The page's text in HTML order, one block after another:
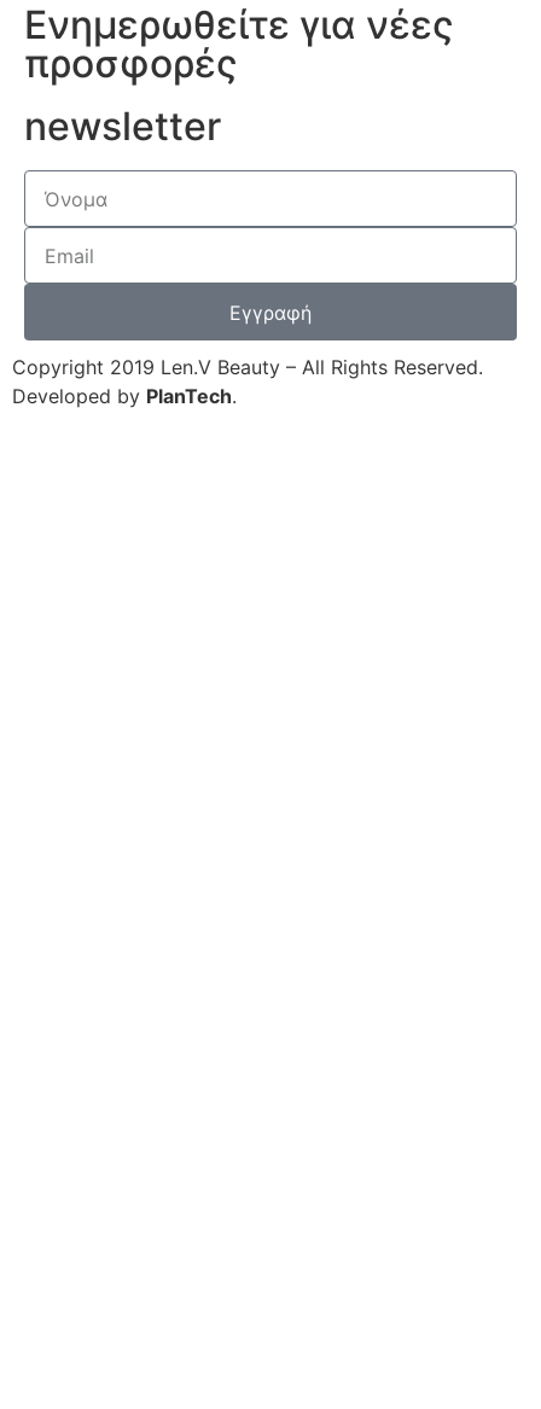
Ενημερωθείτε για νέες
προσφορές
newsletter
Εγγραφή
Copyright 2019 Len.V Beauty – All Rights Reserved.
Developed by PlanTech.